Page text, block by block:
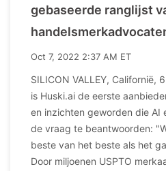
gebaseerde ranglijst
Oct 7, 2022 2:37 AM ET
SILICON VALLEY, Californië,
is Huski.ai de eerste
en inzichten geworden die AI
de vraag te beantwoorden:
beste van het beste als het
Door miljoenen USPTO